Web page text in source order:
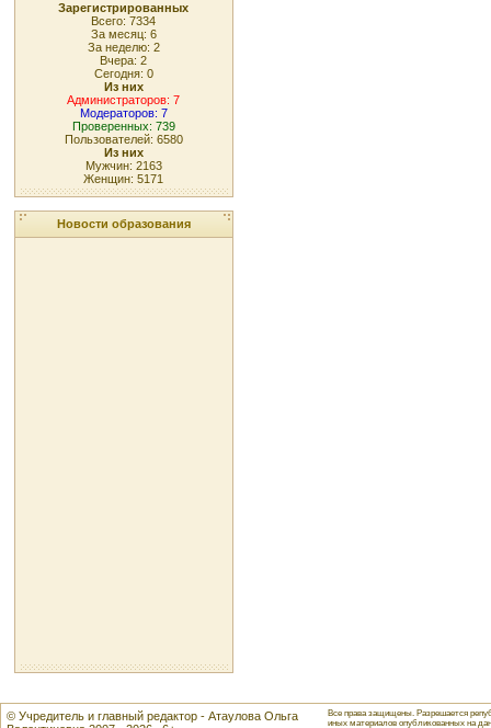
Зарегистрированных
Всего: 7334
За месяц: 6
За неделю: 2
Вчера: 2
Сегодня: 0
Из них
Администраторов: 7
Модераторов: 7
Проверенных: 739
Пользователей: 6580
Из них
Мужчин: 2163
Женщин: 5171
Новости образования
© Учредитель и главный редактор - Атаулова Ольга
Все права защищены. Разрешается
иных материалов опубликованных на